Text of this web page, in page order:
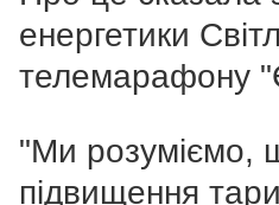
енергетики
телемарафону
"Ми розуміємо,
підвищення